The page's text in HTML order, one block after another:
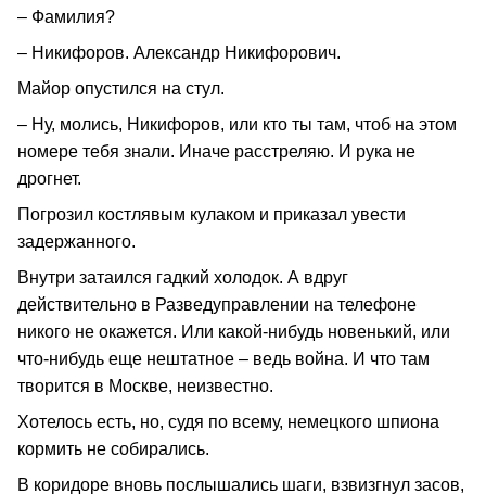
– Фамилия?
– Никифоров. Александр Никифорович.
Майор опустился на стул.
– Ну, молись, Никифоров, или кто ты там, чтоб на этом
номере тебя знали. Иначе расстреляю. И рука не
дрогнет.
Погрозил костлявым кулаком и приказал увести
задержанного.
Внутри затаился гадкий холодок. А вдруг
действительно в Разведуправлении на телефоне
никого не окажется. Или какой-нибудь новенький, или
что-нибудь еще нештатное – ведь война. И что там
творится в Москве, неизвестно.
Хотелось есть, но, судя по всему, немецкого шпиона
кормить не собирались.
В коридоре вновь послышались шаги, взвизгнул засов,